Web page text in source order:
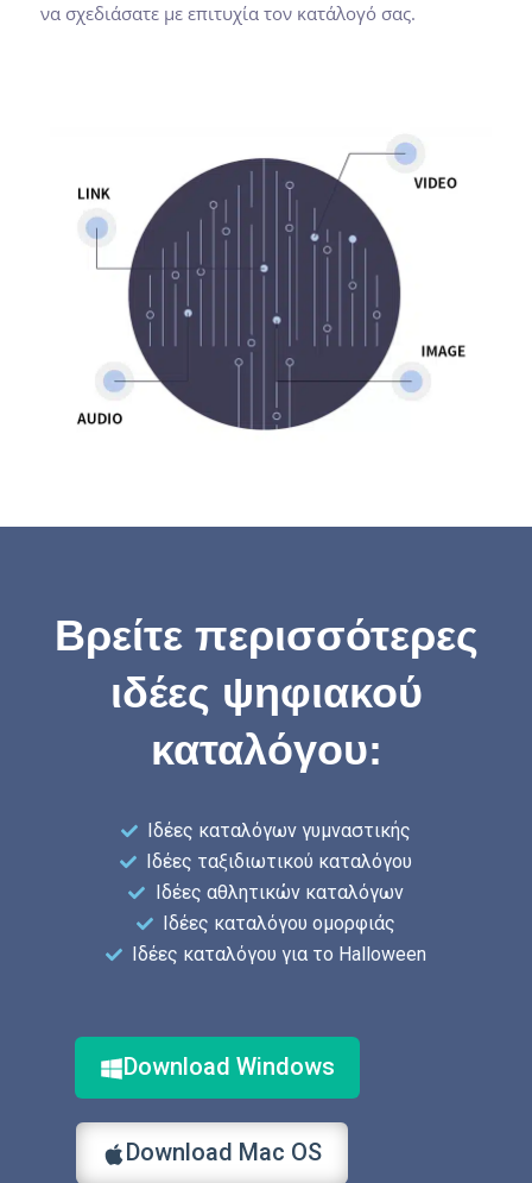
να σχεδιάσατε με επιτυχία τον κατάλογό σας.
Βρείτε περισσότερες
ιδέες ψηφιακού
καταλόγου:
Ιδέες καταλόγων γυμναστικής
Ιδέες ταξιδιωτικού καταλόγου
Ιδέες αθλητικών καταλόγων
Ιδέες καταλόγου ομορφιάς
Ιδέες καταλόγου για το Halloween
Download Windows
Download Mac OS